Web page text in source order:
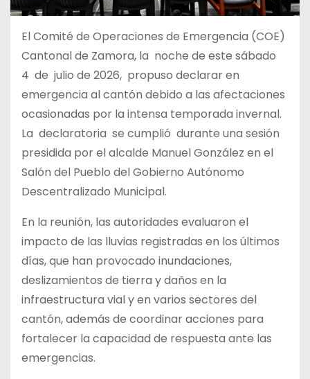
El Comité de Operaciones de Emergencia (COE)
Cantonal de Zamora, la noche de este sábado
4 de julio de 2026, propuso declarar en
emergencia al cantón debido a las afectaciones
ocasionadas por la intensa temporada invernal.
La declaratoria se cumplió durante una sesión
presidida por el alcalde Manuel González en el
Salón del Pueblo del Gobierno Autónomo
Descentralizado Municipal.
En la reunión, las autoridades evaluaron el
impacto de las lluvias registradas en los últimos
días, que han provocado inundaciones,
deslizamientos de tierra y daños en la
infraestructura vial y en varios sectores del
cantón, además de coordinar acciones para
fortalecer la capacidad de respuesta ante las
emergencias.